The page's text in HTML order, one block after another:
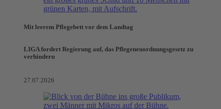
Mit leerem Pflegebett vor dem Landtag
LIGA fordert Regierung auf, das Pflegeneuordnungsgesetz zu
verhindern
27.07.2026